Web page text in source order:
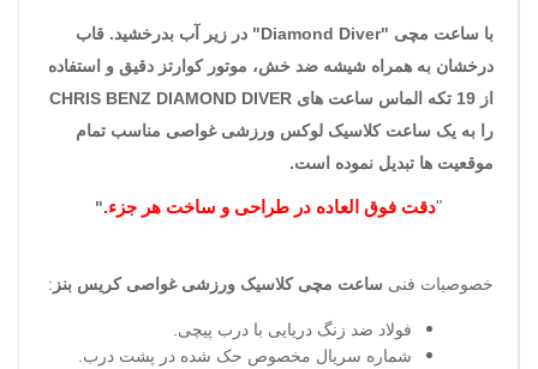
با ساعت مچی "Diamond Diver" در زیر آب بدرخشید. قاب
درخشان به همراه شیشه ضد خش، موتور کوارتز دقیق و استفاده
از 19 تکه الماس ساعت های
CHRIS BENZ DIAMOND DIVER
را به یک ساعت کلاسیک لوکس ورزشی غواصی مناسب تمام
موقعیت ها تبدیل نموده است.
"دقت فوق العاده در طراحی و ساخت هر جزء."
خصوصیات فنی ساعت مچی کلاسیک ورزشی غواصی کریس بنز :
فولاد ضد زنگ دریایی با درب پیچی.
شماره سریال مخصوص حک شده در پشت درب.